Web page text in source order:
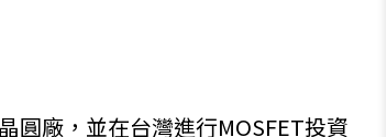
圓廠，並在台灣進行MOSFET投資